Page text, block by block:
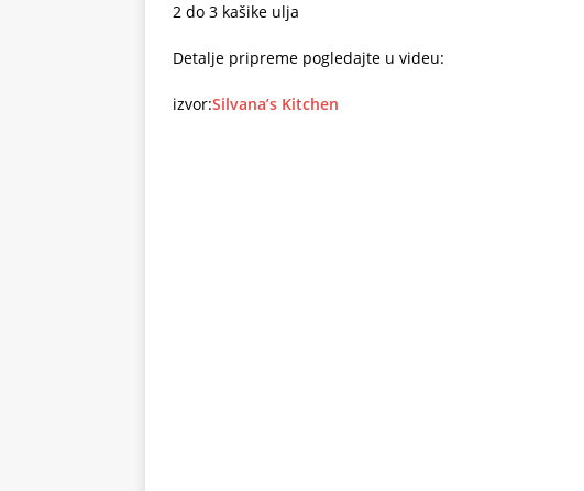
2 do 3 kašike ulja
Detalje pripreme pogledajte u videu:
izvor:Silvana’s Kitchen